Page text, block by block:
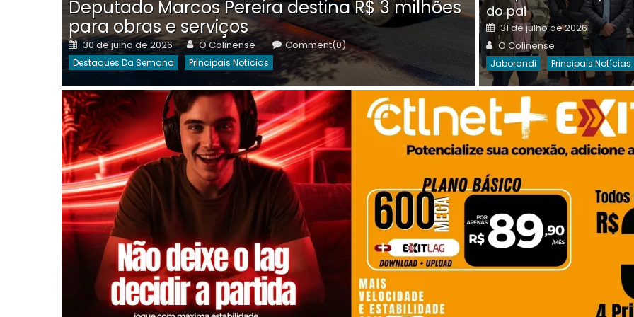
Deputado Marcos Pereira destina R$ 3 milhões
para obras e serviços
Posted
on
30 de julho de 2026 Author
O Colinense Comment(0)
Destaques Da Semana Principais Notícias
on
Destaques Da Semana
do pai
Posted
on
31 de julho de 2026
Author
O Colinense
Jaborandi Principais Notícias